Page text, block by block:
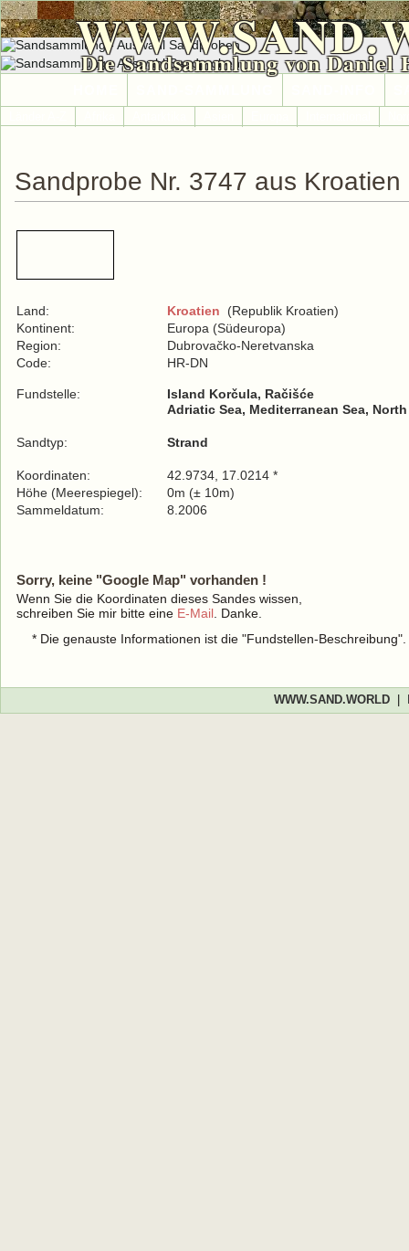
Die Sandsammlung von Daniel
Sandprobe Nr. 3747 aus Kroatien
Land: Kroatien (Republik Kroatien)
Kontinent:
Europa (Südeuropa)
Region:
Dubrovačko-Neretvanska
Code:
HR-DN
Fundstelle:
Island Korčula, Račišće
Adriatic Sea, Mediterranean Sea,
Sandtyp: Strand
Koordinaten:
42.9734, 17.0214 *
Höhe (Meerespiegel):
0m (± 10m)
Sammeldatum:
8.2006
Sorry, keine "Google Map" vorhanden !
Wenn Sie die Koordinaten dieses Sandes wissen,
schreiben Sie mir bitte eine E-Mail . Danke.
* Die genauste Informationen ist die "Fundstellen-
WWW.SAND.WORLD|